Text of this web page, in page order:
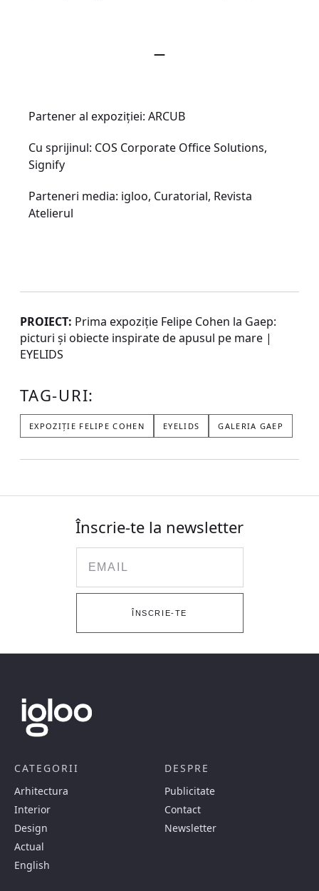
—
Partener al expoziției: ARCUB
Cu sprijinul: COS Corporate Office Solutions,
Signify
Parteneri media: igloo, Curatorial, Revista
Atelierul
PROIECT: Prima expoziție Felipe Cohen la Gaep:
picturi și obiecte inspirate de apusul pe mare |
EYELIDS
TAG-URI:
EXPOZIȚIE FELIPE COHEN EYELIDS GALERIA GAEP
Înscrie-te la newsletter
ÎNSCRIE-TE
CATEGORII
Arhitectura
Interior
Design
Actual
English
DESPRE
Publicitate
Contact
Newsletter